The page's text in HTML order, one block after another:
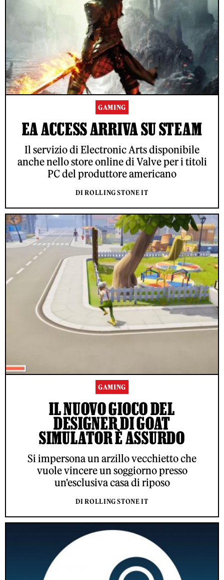
GAMING
EA ACCESS ARRIVA SU STEAM
Il servizio di Electronic Arts disponibile
anche nello store online di Valve per i titoli
PC del produttore americano
DI ROLLING STONE IT
GAMING
IL NUOVO GIOCO DEL
DESIGNER DI GOAT
SIMULATOR È ASSURDO
Si impersona un arzillo vecchietto che
vuole vincere un soggiorno presso
un'esclusiva casa di riposo
DI ROLLING STONE IT